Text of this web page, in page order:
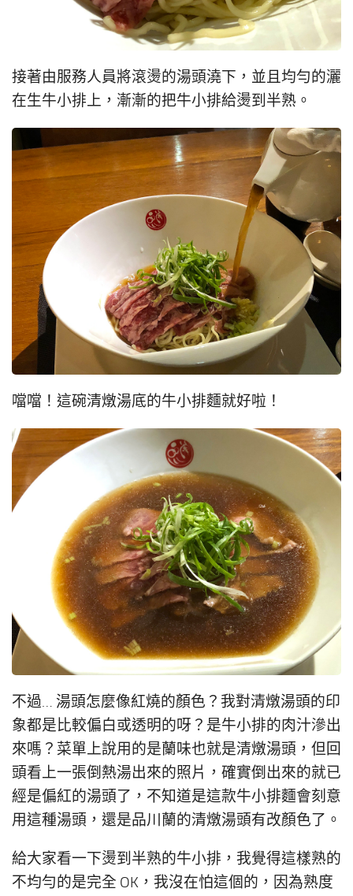
接著由服務人員將滾燙的湯頭澆下，並且均勻的灑
在生牛小排上，漸漸的把牛小排給燙到半熟。
噹噹！這碗清燉湯底的牛小排麵就好啦！
不過… 湯頭怎麼像紅燒的顏色？我對清燉湯頭的印
象都是比較偏白或透明的呀？是牛小排的肉汁滲出
來嗎？菜單上說用的是蘭味也就是清燉湯頭，但回
頭看上一張倒熱湯出來的照片，確實倒出來的就已
經是偏紅的湯頭了，不知道是這款牛小排麵會刻意
用這種湯頭，還是品川蘭的清燉湯頭有改顏色了。
給大家看一下燙到半熟的牛小排，我覺得這樣熟的
不均勻的是完全 OK，我沒在怕這個的，因為熟度